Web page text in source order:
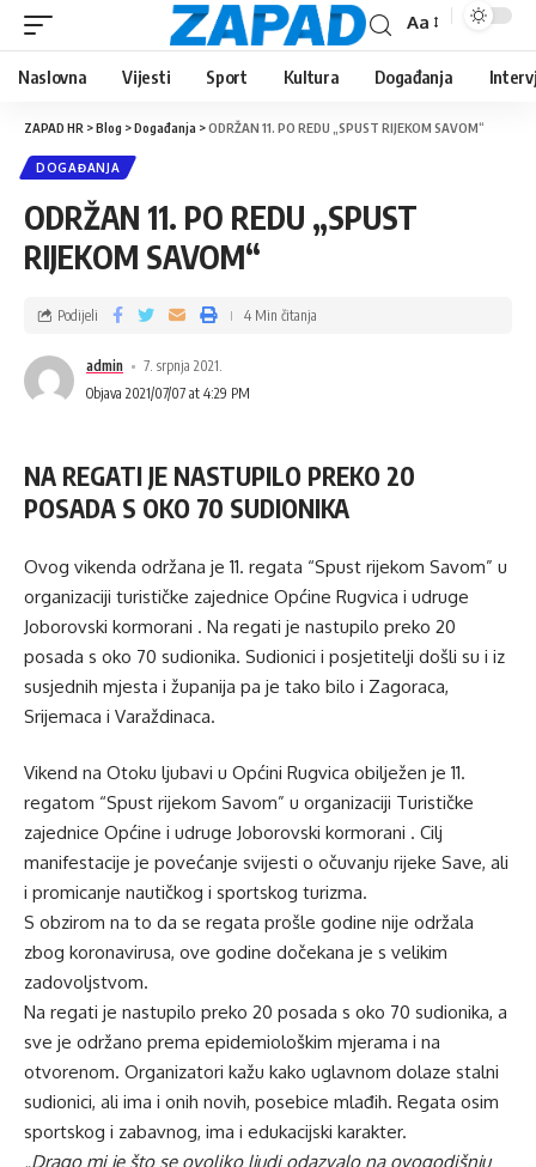
Aa
Naslovna Vijesti Sport Kultura Događanja
ZAPAD HR >Blog >Događanja >ODRŽAN 11. PO REDU „SPUST RIJEKOM SAVOM“
DOGAĐANJA
ODRŽAN 11. PO REDU „SPUST
RIJEKOM SAVOM“
admin
7. srpnja 2021.
Objava 2021/07/07 at 4:29 PM
Podijeli 4 Min čitanja
NA REGATI JE NASTUPILO PREKO 20
POSADA S OKO 70 SUDIONIKA
Ovog vikenda održana je 11. regata “Spust rijekom Savom” u
organizaciji turističke zajednice Općine Rugvica i udruge
Joborovski kormorani . Na regati je nastupilo preko 20
posada s oko 70 sudionika. Sudionici i posjetitelji došli su i iz
susjednih mjesta i županija pa je tako bilo i Zagoraca,
Srijemaca i Varaždinaca.
Vikend na Otoku ljubavi u Općini Rugvica obilježen je 11.
regatom “Spust rijekom Savom” u organizaciji Turističke
zajednice Općine i udruge Joborovski kormorani . Cilj
manifestacije je povećanje svijesti o očuvanju rijeke Save, ali
i promicanje nautičkog i sportskog turizma.
S obzirom na to da se regata prošle godine nije održala
zbog koronavirusa, ove godine dočekana je s velikim
zadovoljstvom.
Na regati je nastupilo preko 20 posada s oko 70 sudionika, a
sve je održano prema epidemiološkim mjerama i na
otvorenom. Organizatori kažu kako uglavnom dolaze stalni
sudionici, ali ima i onih novih, posebice mlađih. Regata osim
sportskog i zabavnog, ima i edukacijski karakter.
„Drago mi je što se ovoliko ljudi odazvalo na ovogodišnju